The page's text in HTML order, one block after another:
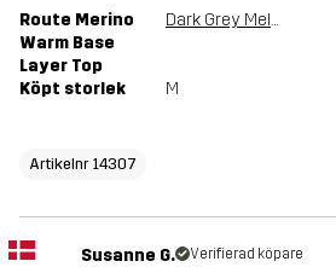
Route Merino
Warm Base
Layer Top
Dark Grey Melange
Köpt storlek M
Artikelnr 14307
Susanne G. Verifierad köpare